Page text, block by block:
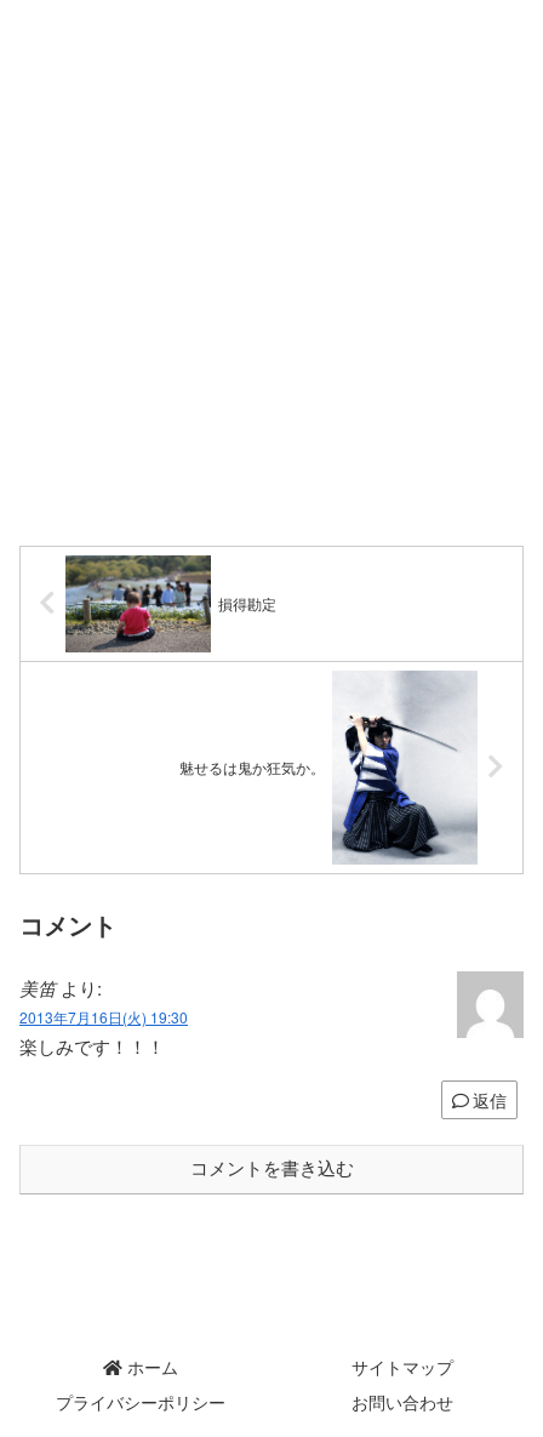
損得勘定
魅せるは鬼か狂気か。
コメント
美笛 より:
2013年7月16日(火) 19:30
楽しみです！！！
返信
コメントを書き込む
ホーム
サイトマップ
プライバシーポリシー
お問い合わせ